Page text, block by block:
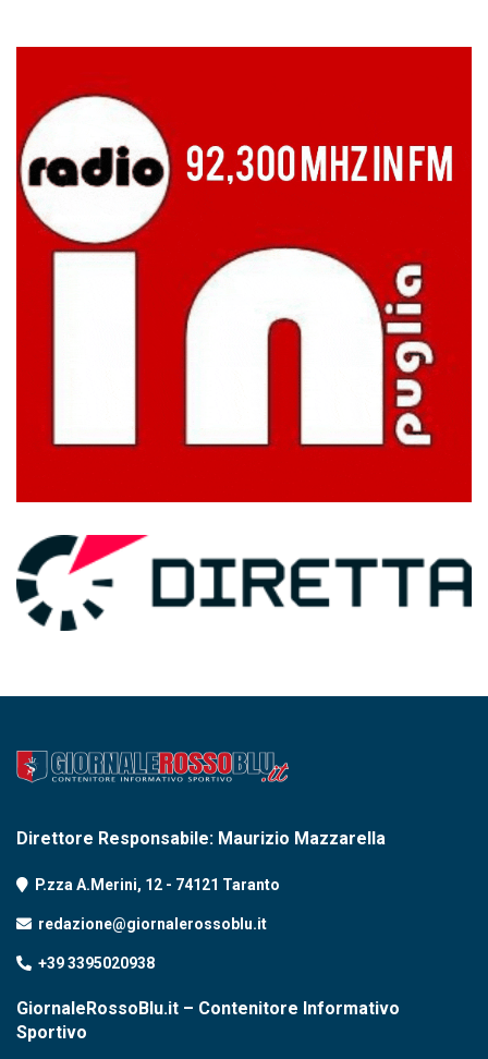
Direttore Responsabile: Maurizio Mazzarella
P.zza A.Merini, 12 - 74121 Taranto
redazione@giornalerossoblu.it
+39 3395020938
GiornaleRossoBlu.it – Contenitore Informativo
Sportivo